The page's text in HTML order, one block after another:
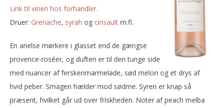
Link til vinen hos forhandler.
Druer:
grenache, syrah og cinsault m.fl.
En anelse mørkere i glasset end de gængse
provence-roséer, og duften er til den tunge side
med nuancer af ferskenmarmelade, sød melon og et drys af
hvid peber. Smagen hælder mod sødme. Syren er knap så
præsent, hvilket går ud over friskheden. Noter af peach melba